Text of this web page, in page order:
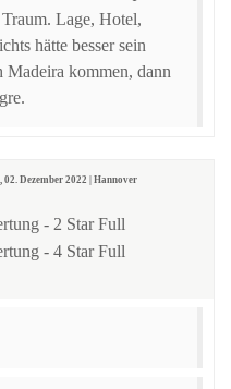
Lage, Hotel,
hätte besser sein
kommen, dann
02. Dezember 2022 | Hannover